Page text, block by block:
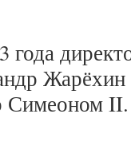
года
Жарёхин
Симеоном II.